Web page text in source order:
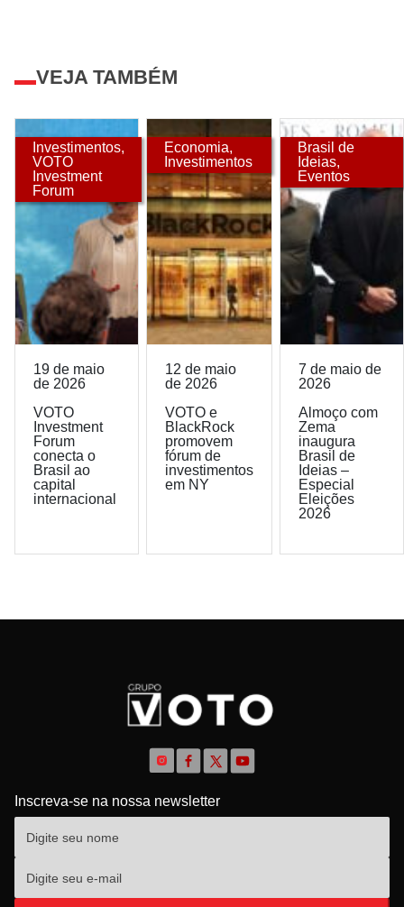
VEJA TAMBÉM
Investimentos,
VOTO
Investment
Forum
19 de maio
de 2026
VOTO
Investment
Forum
conecta o
Brasil ao
capital
internacional
Economia,
Investimentos
12 de maio
de 2026
VOTO e
BlackRock
promovem
fórum de
investimentos
em NY
Brasil de
Ideias,
Eventos
7 de maio de
2026
Almoço com
Zema
inaugura
Brasil de
Ideias –
Especial
Eleições
2026
Inscreva-se na nossa newsletter